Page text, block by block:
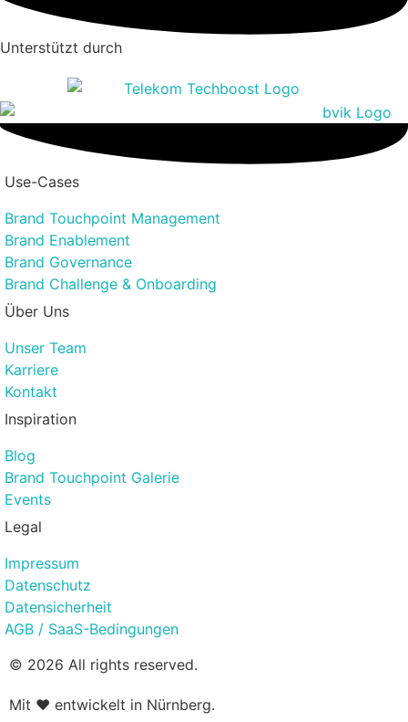
Unterstützt durch
Use-Cases
Brand Touchpoint Management
Brand Enablement
Brand Governance
Brand Challenge & Onboarding
Über Uns
Unser Team
Karriere
Kontakt
Inspiration
Blog
Brand Touchpoint Galerie
Events
Legal
Impressum
Datenschutz
Datensicherheit
AGB / SaaS-Bedingungen
© 2026 All rights reserved.
Mit ❤️ entwickelt in Nürnberg.